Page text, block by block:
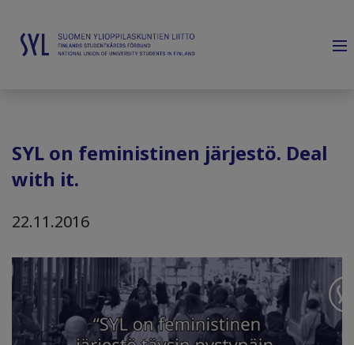
SYL on feministinen järjestö. Deal
with it.
22.11.2016